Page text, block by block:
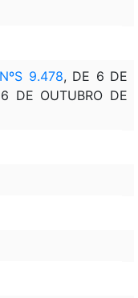
9.478, DE 6 DE
DE OUTUBRO DE